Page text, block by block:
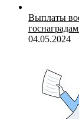
Выплаты
04.05.2024